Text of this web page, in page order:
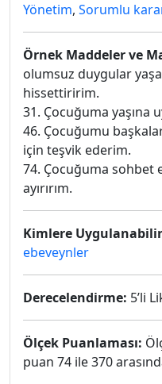
Yönetim, Sorumlu
Örnek Maddeler ve
olumsuz duygular
hissettiririm.
31. Çocuğuma
46. Çocuğumu
için teşvik ederim.
74. Çocuğuma sohbet
ayırırım.
Kimlere
ebeveynler
Derecelendirme: 5’li
Ölçek Puanlaması:
puan 74 ile 370